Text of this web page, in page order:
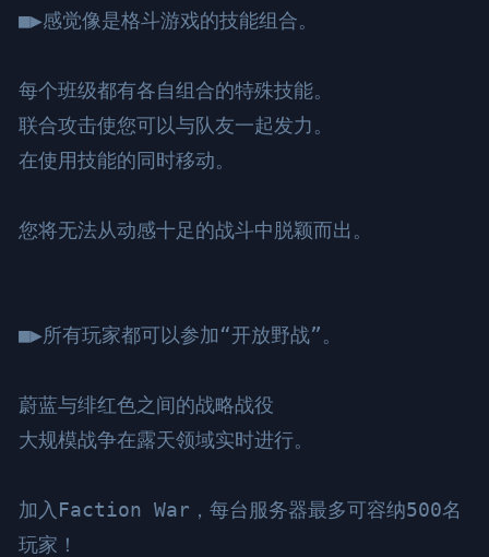
■▶感觉像是格斗游戏的技能组合。
每个班级都有各自组合的特殊技能。
联合攻击使您可以与队友一起发力。
在使用技能的同时移动。
您将无法从动感十足的战斗中脱颖而出。
■▶所有玩家都可以参加“开放野战”。
蔚蓝与绯红色之间的战略战役
大规模战争在露天领域实时进行。
加入Faction War，每台服务器最多可容纳500名
玩家！